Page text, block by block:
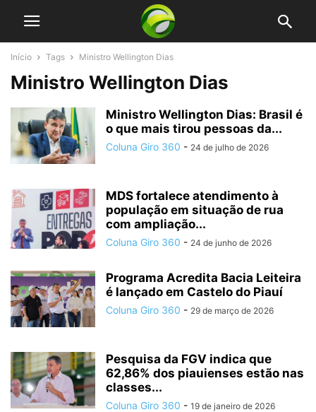
Início Tags Ministro Wellington Dias
Ministro Wellington Dias
Ministro Wellington Dias: Brasil é
o que mais tirou pessoas da...
Coluna Giro 360 - 24 de julho de 2026
MDS fortalece atendimento à
população em situação de rua
com ampliação...
Coluna Giro 360 - 24 de junho de 2026
Programa Acredita Bacia Leiteira
é lançado em Castelo do Piauí
Coluna Giro 360 - 29 de março de 2026
Pesquisa da FGV indica que
62,86% dos piauienses estão nas
classes...
Coluna Giro 360 - 19 de janeiro de 2026